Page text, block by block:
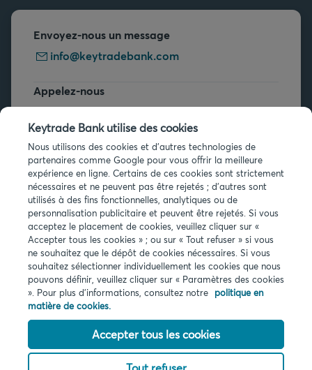
Envoyez-nous un message
info@keytradebank.com
Appelez-nous
+32 2 679 90 00
Vous avez des questions ?
Questions fréquentes
Infos légales
Privacy
Cookies
PSD2
Accessibilité
Keytrade Bank utilise des cookies
Nous utilisons des cookies et d'autres technologies de
partenaires comme Google pour vous offrir la meilleure
expérience en ligne. Certains de ces cookies sont strictement
nécessaires et ne peuvent pas être rejetés ; d'autres sont
utilisés à des fins fonctionnelles, analytiques ou de
personnalisation publicitaire et peuvent être rejetés. Si vous
acceptez le placement de cookies, veuillez cliquer sur «
Accepter tous les cookies » ; ou sur « Tout refuser » si vous
ne souhaitez que le dépôt de cookies nécessaires. Si vous
souhaitez sélectionner individuellement les cookies que nous
pouvons définir, veuillez cliquer sur « Paramètres des cookies
». Pour plus d'informations, consultez notre politique en
matière de cookies.
Accepter tous les cookies